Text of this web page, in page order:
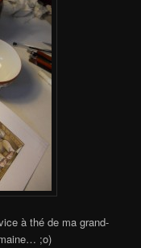
à thé de ma grand-
;o)